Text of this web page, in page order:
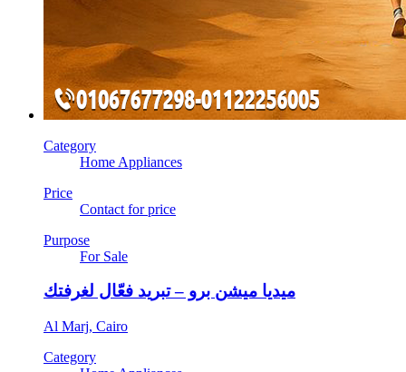
Category
Home Appliances
Price
Contact for price
Purpose
For Sale
ميديا ميشن برو – تبريد فعّال لغرفتك
Al Marj, Cairo
Category